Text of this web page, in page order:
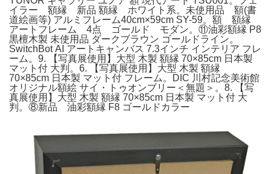
イラー 額縁 新品 額縁 ホワイト系。未使用品 額(書
道絵画等) アルミフレーム40cm×59cm SY-59。額 額縁
アートフレーム 4点 ゴールド モダン。⑪油彩額縁 P8
黒檀木製 未使用品 ダークブラウン ゴールドライン。
SwitchBot AI アートキャンバス 7.3インチ インテリア フレ
ーム。9. 【写真展使用】大型 木製 額縁 70×85cm 日本製
マット付 大判。6. 【写真展使用】大型 木製 額縁
70×85cm 日本製 マット付 フレーム。DIC 川村記念美術館
オリジナル額絵 サイ・トゥオンブリー＜無題＞。8. 【写
真展使用】大型 木製 額縁 70×85cm 日本製 マット付 大
判。⑧新品 油彩額縁 F8 ゴールドカラー